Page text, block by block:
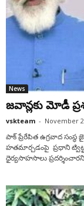
News
జ‌వాన్ల‌కు మోడీ
vskteam - November
పాక్ ప్రేరేపిత ఉగ్రవాద సంస్థ
హతమార్చడంపై ప్రధాని
ధైర్యసాహసాలు